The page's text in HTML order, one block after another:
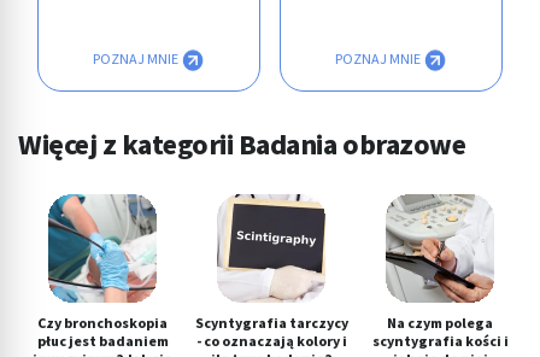
POZNAJ MNIE POZNAJ MNIE
Więcej z kategorii Badania obrazowe
Czy bronchoskopia
płuc jest badaniem
Scyntygrafia tarczycy
- co oznaczają kolory i
Na czym polega
scyntygrafia kości i